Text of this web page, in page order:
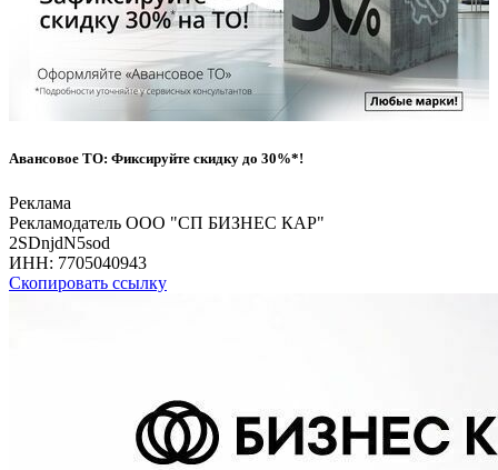
Авансовое ТО: Фиксируйте скидку до 30%*!
Реклама
Рекламодатель ООО "СП БИЗНЕС КАР"
2SDnjdN5sod
ИНН: 7705040943
Скопировать ссылку